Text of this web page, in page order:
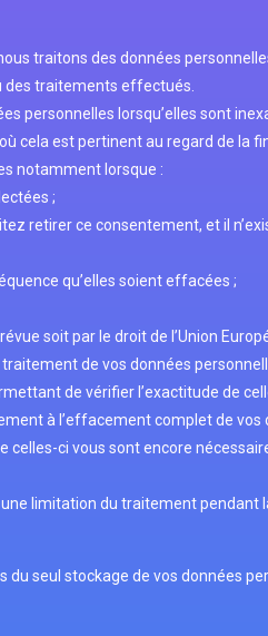
traitons des données
des traitements effectués.
personnelles lorsqu’elles sont
cela est pertinent au regard de la
notamment lorsque :
;
retirer ce consentement, et il
qu’elles soient effacées ;
soit par le droit de l’Union
de vos données
de vérifier l’exactitude de
à l’effacement complet de vos
ci vous sont encore
limitation du traitement
seul stockage de vos données